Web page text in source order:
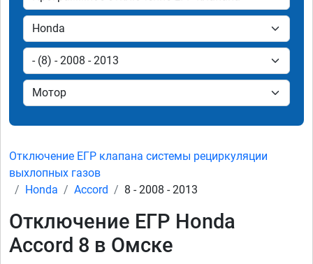
Отключение ЕГР клапана системы рециркуляции
выхлопных газов
Honda
Accord 8 - 2008 - 2013
Отключение ЕГР Honda
Accord 8 в Омске